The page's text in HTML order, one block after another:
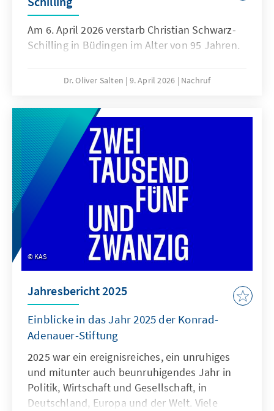
Am 6. April 2026 verstarb Christian Schwarz-
Schilling in Büdingen im Alter von 95 Jahren.
Dr. Oliver Salten 9. April 2026 Nachruf
KAS
Jahresbericht 2025
Einblicke in das Jahr 2025 der Konrad-
Adenauer-Stiftung
2025 war ein ereignisreiches, ein unruhiges
und mitunter auch beunruhigendes Jahr in
Politik, Wirtschaft und Gesellschaft, in
Deutschland, Europa und der Welt. Viele